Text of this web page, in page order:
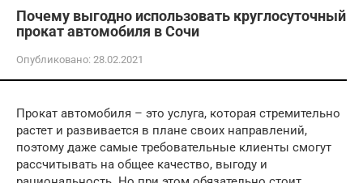
Почему выгодно использовать круглосуточный
прокат автомобиля в Сочи
Опубликовано: 28.02.2021
Прокат автомобиля – это услуга, которая стремительно
растет и развивается в плане своих направлений,
поэтому даже самые требовательные клиенты смогут
рассчитывать на общее качество, выгоду и